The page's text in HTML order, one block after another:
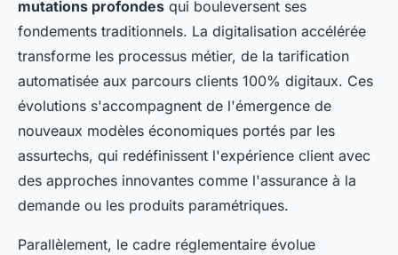
mutations profondes qui bouleversent ses
fondements traditionnels. La digitalisation accélérée
transforme les processus métier, de la tarification
automatisée aux parcours clients 100% digitaux. Ces
évolutions s'accompagnent de l'émergence de
nouveaux modèles économiques portés par les
assurtechs, qui redéfinissent l'expérience client avec
des approches innovantes comme l'assurance à la
demande ou les produits paramétriques.
Parallèlement, le cadre réglementaire évolue